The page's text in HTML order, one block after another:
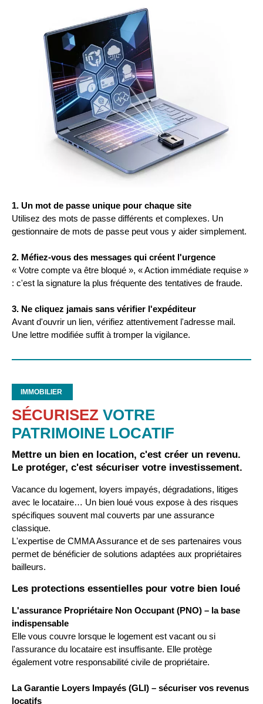
1. Un mot de passe unique pour chaque site
Utilisez des mots de passe différents et complexes. Un
gestionnaire de mots de passe peut vous y aider simplement.
2. Méfiez-vous des messages qui créent l'urgence
« Votre compte va être bloqué », « Action immédiate requise »
: c'est la signature la plus fréquente des tentatives de fraude.
3. Ne cliquez jamais sans vérifier l'expéditeur
Avant d'ouvrir un lien, vérifiez attentivement l'adresse mail.
Une lettre modifiée suffit à tromper la vigilance.
IMMOBILIER
SÉCURISEZ VOTRE
PATRIMOINE LOCATIF
Mettre un bien en location, c'est créer un revenu.
Le protéger, c'est sécuriser votre investissement.
Vacance du logement, loyers impayés, dégradations, litiges
avec le locataire… Un bien loué vous expose à des risques
spécifiques souvent mal couverts par une assurance
classique.
L'expertise de CMMA Assurance et de ses partenaires vous
permet de bénéficier de solutions adaptées aux propriétaires
bailleurs.
Les protections essentielles pour votre bien loué
L'assurance Propriétaire Non Occupant (PNO) – la base
indispensable
Elle vous couvre lorsque le logement est vacant ou si
l'assurance du locataire est insuffisante. Elle protège
également votre responsabilité civile de propriétaire.
La Garantie Loyers Impayés (GLI) – sécuriser vos revenus
locatifs